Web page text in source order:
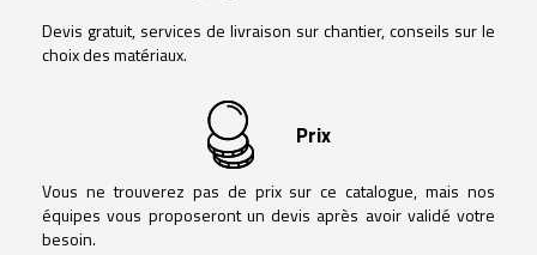
Devis gratuit, services de livraison sur chantier, conseils sur le
choix des matériaux.
Prix
Vous ne trouverez pas de prix sur ce catalogue, mais nos
équipes vous proposeront un devis après avoir validé votre
besoin.